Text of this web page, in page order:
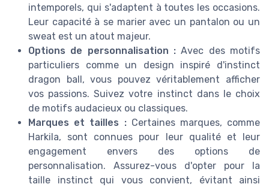
intemporels, qui s'adaptent à toutes les occasions.
Leur capacité à se marier avec un pantalon ou un
sweat est un atout majeur.
Options de personnalisation : Avec des motifs
particuliers comme un design inspiré d'instinct
dragon ball, vous pouvez véritablement afficher
vos passions. Suivez votre instinct dans le choix
de motifs audacieux ou classiques.
Marques et tailles :Certaines marques, comme
Harkila, sont connues pour leur qualité et leur
engagement envers des options de
personnalisation. Assurez-vous d'opter pour la
taille instinct qui vous convient, évitant ainsi